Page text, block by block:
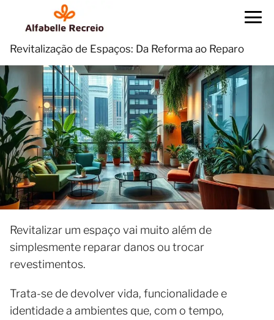
Revitalização de Espaços: Da Reforma ao Reparo
Revitalizar um espaço vai muito além de
simplesmente reparar danos ou trocar
revestimentos.
Trata-se de devolver vida, funcionalidade e
identidade a ambientes que, com o tempo,